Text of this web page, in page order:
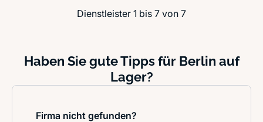
Dienstleister 1 bis 7 von 7
Haben Sie gute Tipps für Berlin auf
Lager?
Firma nicht gefunden?